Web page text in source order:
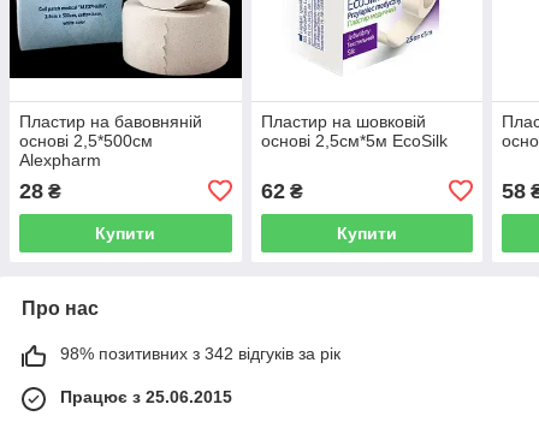
Пластир на бавовняній
основі 2,5*500см
Alexpharm
28 ₴
Купити
Пластир на шовковій
основі 2,5см*5м EcoSilk
62₴
Купити
58
Про нас
98% позитивних з 342 відгуків за рік
Працює з 25.06.2015